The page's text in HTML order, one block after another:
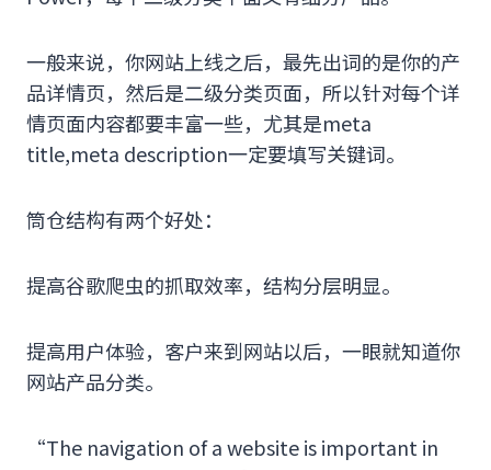
一般来说，你网站上线之后，最先出词的是你的产
品详情页，然后是二级分类页面，所以针对每个详
情页面内容都要丰富一些，尤其是meta
title,meta description一定要填写关键词。
筒仓结构有两个好处：
提高谷歌爬虫的抓取效率，结构分层明显。
提高用户体验，客户来到网站以后，一眼就知道你
网站产品分类。
“The navigation of a website is important in